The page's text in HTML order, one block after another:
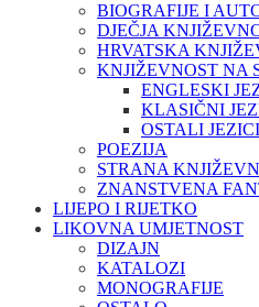
BIOGRAFIJE I
DJEČJA
HRVATSKA
KNJIŽEVNOST NA
ENGLESKI
KLASIČNI
OSTALI JEZICI
POEZIJA
STRANA
ZNANSTVENA
LIJEPO I RIJETKO
LIKOVNA UMJETNOST
DIZAJN
KATALOZI
MONOGRAFIJE